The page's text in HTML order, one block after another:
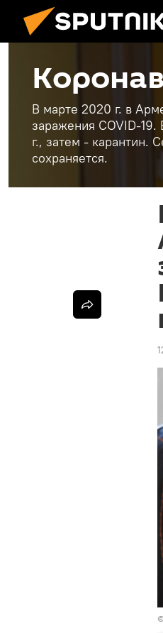
В марте 2020 г. в
заражения COVID-
г., затем - карантин.
сохраняется.